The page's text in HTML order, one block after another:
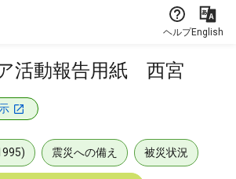
ヘルプEnglish
活動報告用紙 西宮
震災への備え 被災状況